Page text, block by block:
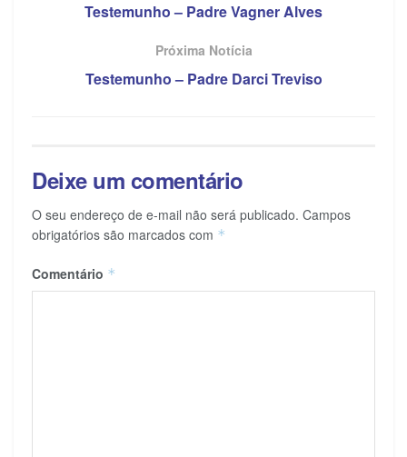
Testemunho – Padre Vagner Alves
Próxima Notícia
Testemunho – Padre Darci Treviso
Deixe um comentário
O seu endereço de e-mail não será publicado. Campos
obrigatórios são marcados com *
Comentário *